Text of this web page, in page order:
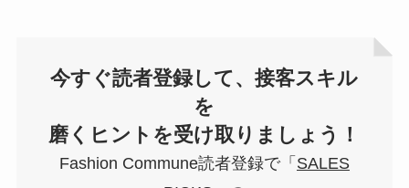
今すぐ読者登録して、接客スキル
を
磨くヒントを受け取りましょう！
Fashion Commune読者登録で「 SALES